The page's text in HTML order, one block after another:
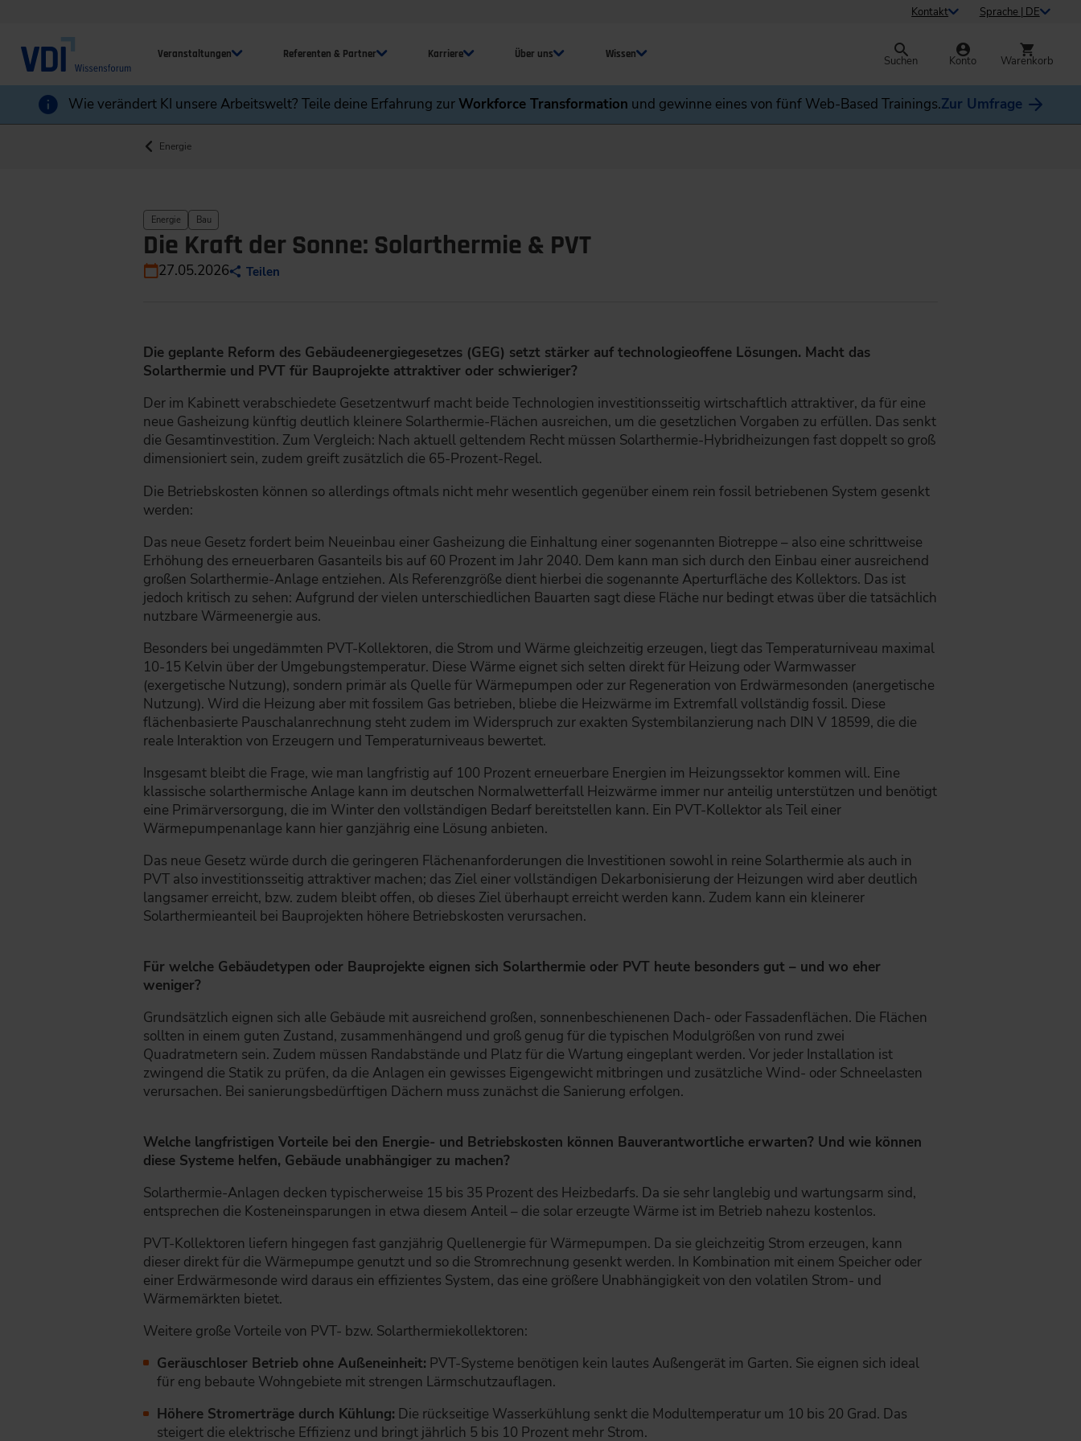
Kontakt Sprache | DE
Veranstaltungen Referenten & Partner Karriere Über uns Wissen Suchen Konto Warenkorb
Wie verändert KI unsere Arbeitswelt? Teile deine Erfahrung zurWorkforce Transformation und gewinne eines von fünf Web-Based Trainings.Zur Umfrage
Energie
Energie Bau
Die Kraft der Sonne: Solarthermie & PVT
27.05.2026 Teilen
Die geplante Reform des Gebäudeenergiegesetzes (GEG) setzt stärker auf technologieoffene Lösungen. Macht das
Solarthermie und PVT für Bauprojekte attraktiver oder schwieriger?
Der im Kabinett verabschiedete Gesetzentwurf macht beide Technologien investitionsseitig wirtschaftlich attraktiver, da für eine
neue Gasheizung künftig deutlich kleinere Solarthermie-Flächen ausreichen, um die gesetzlichen Vorgaben zu erfüllen. Das senkt
die Gesamtinvestition. Zum Vergleich: Nach aktuell geltendem Recht müssen Solarthermie-Hybridheizungen fast doppelt so groß
dimensioniert sein, zudem greift zusätzlich die 65-Prozent-Regel.
Die Betriebskosten können so allerdings oftmals nicht mehr wesentlich gegenüber einem rein fossil betriebenen System gesenkt
werden:
Das neue Gesetz fordert beim Neueinbau einer Gasheizung die Einhaltung einer sogenannten Biotreppe – also eine schrittweise
Erhöhung des erneuerbaren Gasanteils bis auf 60 Prozent im Jahr 2040. Dem kann man sich durch den Einbau einer ausreichend
großen Solarthermie-Anlage entziehen. Als Referenzgröße dient hierbei die sogenannte Aperturfläche des Kollektors. Das ist
jedoch kritisch zu sehen: Aufgrund der vielen unterschiedlichen Bauarten sagt diese Fläche nur bedingt etwas über die tatsächlich
nutzbare Wärmeenergie aus.
Besonders bei ungedämmten PVT-Kollektoren, die Strom und Wärme gleichzeitig erzeugen, liegt das Temperaturniveau maximal
10-15 Kelvin über der Umgebungstemperatur. Diese Wärme eignet sich selten direkt für Heizung oder Warmwasser
(exergetische Nutzung), sondern primär als Quelle für Wärmepumpen oder zur Regeneration von Erdwärmesonden (anergetische
Nutzung). Wird die Heizung aber mit fossilem Gas betrieben, bliebe die Heizwärme im Extremfall vollständig fossil. Diese
flächenbasierte Pauschalanrechnung steht zudem im Widerspruch zur exakten Systembilanzierung nach DIN V 18599, die die
reale Interaktion von Erzeugern und Temperaturniveaus bewertet.
Insgesamt bleibt die Frage, wie man langfristig auf 100 Prozent erneuerbare Energien im Heizungssektor kommen will. Eine
klassische solarthermische Anlage kann im deutschen Normalwetterfall Heizwärme immer nur anteilig unterstützen und benötigt
eine Primärversorgung, die im Winter den vollständigen Bedarf bereitstellen kann. Ein PVT-Kollektor als Teil einer
Wärmepumpenanlage kann hier ganzjährig eine Lösung anbieten.
Das neue Gesetz würde durch die geringeren Flächenanforderungen die Investitionen sowohl in reine Solarthermie als auch in
PVT also investitionsseitig attraktiver machen; das Ziel einer vollständigen Dekarbonisierung der Heizungen wird aber deutlich
langsamer erreicht, bzw. zudem bleibt offen, ob dieses Ziel überhaupt erreicht werden kann. Zudem kann ein kleinerer
Solarthermieanteil bei Bauprojekten höhere Betriebskosten verursachen.
Für welche Gebäudetypen oder Bauprojekte eignen sich Solarthermie oder PVT heute besonders gut – und wo eher
weniger?
Grundsätzlich eignen sich alle Gebäude mit ausreichend großen, sonnenbeschienenen Dach- oder Fassadenflächen. Die Flächen
sollten in einem guten Zustand, zusammenhängend und groß genug für die typischen Modulgrößen von rund zwei
Quadratmetern sein. Zudem müssen Randabstände und Platz für die Wartung eingeplant werden. Vor jeder Installation ist
zwingend die Statik zu prüfen, da die Anlagen ein gewisses Eigengewicht mitbringen und zusätzliche Wind- oder Schneelasten
verursachen. Bei sanierungsbedürftigen Dächern muss zunächst die Sanierung erfolgen.
Welche langfristigen Vorteile bei den Energie- und Betriebskosten können Bauverantwortliche erwarten? Und wie können
diese Systeme helfen, Gebäude unabhängiger zu machen?
Solarthermie-Anlagen decken typischerweise 15 bis 35 Prozent des Heizbedarfs. Da sie sehr langlebig und wartungsarm sind,
entsprechen die Kosteneinsparungen in etwa diesem Anteil – die solar erzeugte Wärme ist im Betrieb nahezu kostenlos.
PVT-Kollektoren liefern hingegen fast ganzjährig Quellenergie für Wärmepumpen. Da sie gleichzeitig Strom erzeugen, kann
dieser direkt für die Wärmepumpe genutzt und so die Stromrechnung gesenkt werden. In Kombination mit einem Speicher oder
einer Erdwärmesonde wird daraus ein effizientes System, das eine größere Unabhängigkeit von den volatilen Strom- und
Wärmemärkten bietet.
Weitere große Vorteile von PVT- bzw. Solarthermiekollektoren:
Geräuschloser Betrieb ohne Außeneinheit: PVT-Systeme benötigen kein lautes Außengerät im Garten. Sie eignen sich ideal
für eng bebaute Wohngebiete mit strengen Lärmschutzauflagen.
Höhere Stromerträge durch Kühlung: Die rückseitige Wasserkühlung senkt die Modultemperatur um 10 bis 20 Grad. Das
steigert die elektrische Effizienz und bringt jährlich 5 bis 10 Prozent mehr Strom.